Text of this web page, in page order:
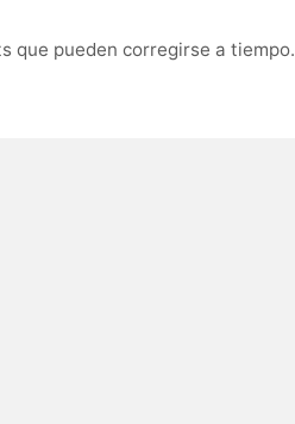
que pueden corregirse a tiempo.